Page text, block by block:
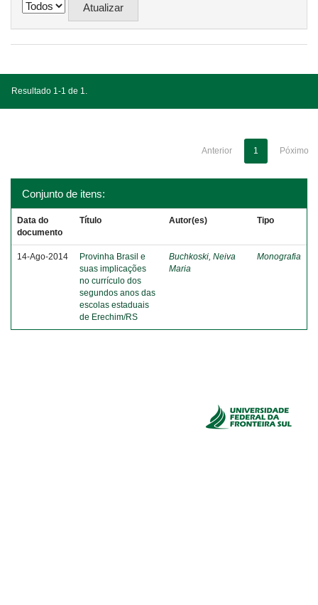
Resultado 1-1 de 1.
Anterior 1 Póximo
Conjunto de itens:
Data do
documento
Título Autor(es) Tipo
14-Ago-2014
Provinha Brasil e
suas implicações
no currículo dos
segundos anos das
escolas estaduais
de Erechim/RS
Buchkoski, Neiva
Maria
Monografia